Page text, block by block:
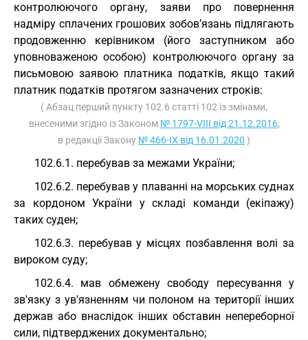
контролюючого органу, заяви про повернення
надміру сплачених грошових зобов’язань підлягають
продовженню керівником (його заступником або
уповноваженою особою) контролюючого органу за
письмовою заявою платника податків, якщо такий
платник податків протягом зазначених строків:
( Абзац перший пункту 102.6 статті 102 із змінами,
внесеними згідно із Законом № 1797-VIII від 21.12.2016;
в редакції Закону № 466-IX від 16.01.2020 )
102.6.1. перебував за межами України;
102.6.2. перебував у плаванні на морських суднах
за кордоном України у складі команди (екіпажу)
таких суден;
102.6.3. перебував у місцях позбавлення волі за
вироком суду;
102.6.4. мав обмежену свободу пересування у
зв'язку з ув'язненням чи полоном на території інших
держав або внаслідок інших обставин непереборної
сили, підтверджених документально;